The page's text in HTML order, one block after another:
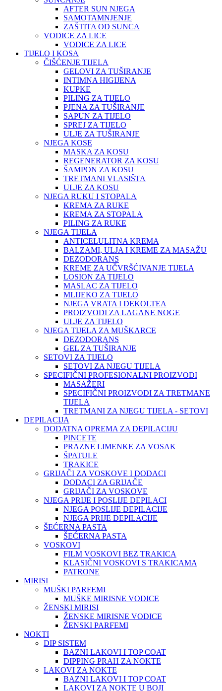
AFTER SUN NJEGA
SAMOTAMNJENJE
ZAŠTITA OD SUNCA
VODICE ZA LICE
VODICE ZA LICE
TIJELO I KOSA
ČIŠĆENJE TIJELA
GELOVI ZA TUŠIRANJE
INTIMNA HIGIJENA
KUPKE
PILING ZA TIJELO
PJENA ZA TUŠIRANJE
SAPUN ZA TIJELO
SPREJ ZA TIJELO
ULJE ZA TUŠIRANJE
NJEGA KOSE
MASKA ZA KOSU
REGENERATOR ZA KOSU
ŠAMPON ZA KOSU
TRETMANI VLASIŠTA
ULJE ZA KOSU
NJEGA RUKU I STOPALA
KREMA ZA RUKE
KREMA ZA STOPALA
PILING ZA RUKE
NJEGA TIJELA
ANTICELULITNA KREMA
BALZAMI, ULJA I KREME ZA MASAŽU
DEZODORANS
KREME ZA UČVRŠĆIVANJE TIJELA
LOSION ZA TIJELO
MASLAC ZA TIJELO
MLIJEKO ZA TIJELO
NJEGA VRATA I DEKOLTEA
PROIZVODI ZA LAGANE NOGE
ULJE ZA TIJELO
NJEGA TIJELA ZA MUŠKARCE
DEZODORANS
GEL ZA TUŠIRANJE
SETOVI ZA TIJELO
SETOVI ZA NJEGU TIJELA
SPECIFIČNI PROFESIONALNI PROIZVODI
MASAŽERI
SPECIFIČNI PROIZVODI ZA TRETMANE
TIJELA
TRETMANI ZA NJEGU TIJELA - SETOVI
DEPILACIJA
DODATNA OPREMA ZA DEPILACIJU
PINCETE
PRAZNE LIMENKE ZA VOSAK
ŠPATULE
TRAKICE
GRIJAČI ZA VOSKOVE I DODACI
DODACI ZA GRIJAČE
GRIJAČI ZA VOSKOVE
NJEGA PRIJE I POSLIJE DEPILACI
NJEGA POSLIJE DEPILACIJE
NJEGA PRIJE DEPILACIJE
ŠEĆERNA PASTA
ŠEĆERNA PASTA
VOSKOVI
FILM VOSKOVI BEZ TRAKICA
KLASIČNI VOSKOVI S TRAKICAMA
PATRONE
MIRISI
MUŠKI PARFEMI
MUŠKE MIRISNE VODICE
ŽENSKI MIRISI
ŽENSKE MIRISNE VODICE
ŽENSKI PARFEMI
NOKTI
DIP SISTEM
BAZNI LAKOVI I TOP COAT
DIPPING PRAH ZA NOKTE
LAKOVI ZA NOKTE
BAZNI LAKOVI I TOP COAT
LAKOVI ZA NOKTE U BOJI